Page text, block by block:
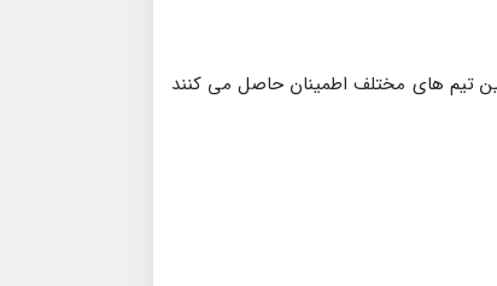
تیم های مختلف اطمینان حاصل می کنند